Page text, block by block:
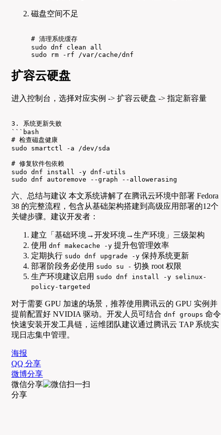
磁盘空间不足
# 清理系统缓存
sudo dnf clean all
sudo rm -rf /var/cache/dnf
扩容云硬盘
进入控制台，选择对应实例 -> 扩容云硬盘 -> 指定新容量
3. 系统更新失败
```bash
# 检查磁盘健康
sudo smartctl -a /dev/sda
# 修复软件包依赖
sudo dnf install -y dnf-utils
sudo dnf autoremove --graph --allowerasing
六、总结与建议 本文系统讲解了在腾讯云环境中部署 Fedora
38 的完整流程，包含从基础架构搭建到高级应用部署的12个
关键步骤。建议开发者：
建立「基础环境→开发环境→生产环境」三级架构
使用 dnf makecache -y 提升包管理效率
定期执行 sudo dnf upgrade -y 保持系统更新
部署阶段务必使用 sudo su - 切换 root 权限
生产环境建议启用 sudo dnf install -y selinux-
policy-targeted
对于需要 GPU 加速的场景，推荐使用腾讯云的 GPU 实例并
提前配置好 NVIDIA 驱动。开发人员可结合 dnf groups 命令
快速安装开发工具链，运维团队建议通过腾讯云 TAP 系统实
现日志集中管理。
海报
QQ 分享
微博分享
微信分享
分享